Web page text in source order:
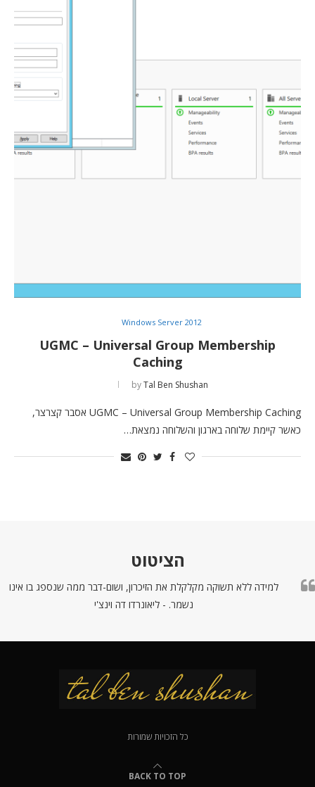
Windows Server 2012
UGMC – Universal Group Membership
Caching
byTal Ben Shushan
UGMC – Universal Group Membership Caching אסבר קצרצר,
כאשר קיימת שלוחה בארגון והשלוחה נמצאת…
הציטוט
למידה ללא תשוקה מקלקלת את הזיכרון, ושום-דבר ממה שנספג בו אינו
נשמר. - ליאונרדו דה וינצ'י
כל הזכויות שמורות
BACK TO TOP